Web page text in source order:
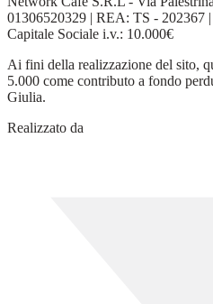
01306520329 | REA: TS - 202367
Capitale Sociale i.v.: 10.000€
Ai fini della realizzazione del sito,
5.000 come contributo a fondo
Giulia.
Realizzato da